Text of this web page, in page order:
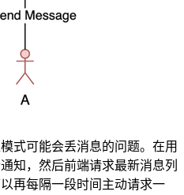
式可能会丢消息的问题。在用
知，然后前端请求最新消息列
再每隔一段时间主动请求一